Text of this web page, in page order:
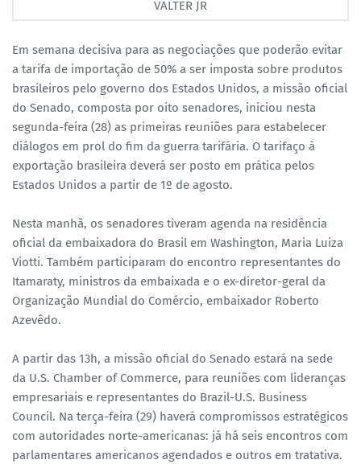
VALTER JR
Em semana decisiva para as negociações que poderão evitar
a tarifa de importação de 50% a ser imposta sobre produtos
brasileiros pelo governo dos Estados Unidos, a missão oficial
do Senado, composta por oito senadores, iniciou nesta
segunda-feira (28) as primeiras reuniões para estabelecer
diálogos em prol do fim da guerra tarifária. O tarifaço à
exportação brasileira deverá ser posto em prática pelos
Estados Unidos a partir de 1º de agosto.
Nesta manhã, os senadores tiveram agenda na residência
oficial da embaixadora do Brasil em Washington, Maria Luiza
Viotti. Também participaram do encontro representantes do
Itamaraty, ministros da embaixada e o ex-diretor-geral da
Organização Mundial do Comércio, embaixador Roberto
Azevêdo.
A partir das 13h, a missão oficial do Senado estará na sede
da U.S. Chamber of Commerce, para reuniões com lideranças
empresariais e representantes do Brazil-U.S. Business
Council. Na terça-feira (29) haverá compromissos estratégicos
com autoridades norte-americanas: já há seis encontros com
parlamentares americanos agendados e outros em tratativa.